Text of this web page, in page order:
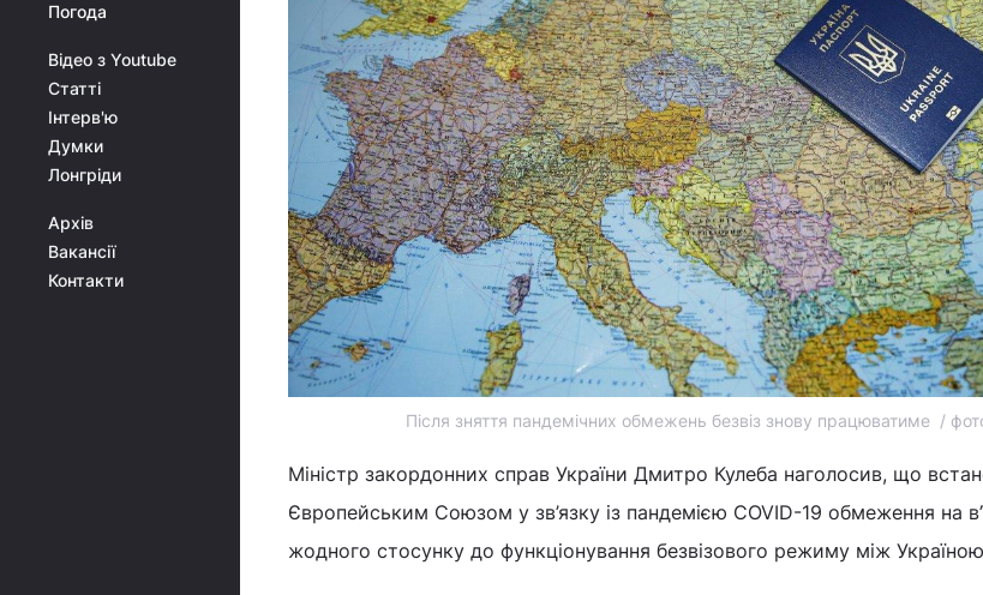
Погода
Відео з Youtube
Статті
Інтерв'ю
Думки
Лонгріди
Архів
Вакансії
Контакти
Після зняття пандемічних обмежень безвіз знову працюватиме /
Міністр закордонних справ України Дмитро Кулеба наголосив, що
Європейським Союзом у зв’язку із пандемією COVID-19 обмеження на
жодного стосунку до функціонування безвізового режиму між